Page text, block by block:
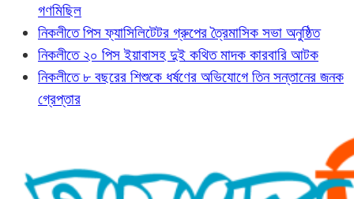
গণমিছিল
নিকলীতে পিস ফ্যাসিলিটেটর গ্রুপের ত্রৈমাসিক সভা অনুষ্ঠিত
নিকলীতে ২০ পিস ইয়াবাসহ দুই কথিত মাদক কারবারি আটক
নিকলীতে ৮ বছরের শিশুকে ধর্ষণের অভিযোগে তিন সন্তানের জনক
গ্রেপ্তার